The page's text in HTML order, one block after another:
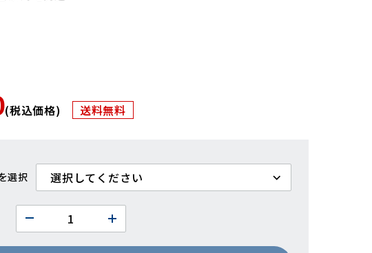
(税込価格) 送料無料